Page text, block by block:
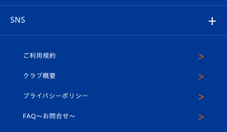
ホームタウン
平和祈念活動
プレイヤーズスイート
店舗情報
U-18
スクール
SNS
ヴィヴィくんインスタグラム
公式LINE＠
ご利用規約
クラブ概要
プライバシーポリシー
FAQ〜お問合せ〜